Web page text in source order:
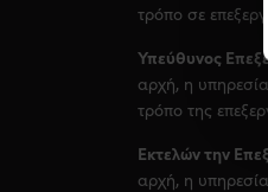
τρόπο σε
Υπεύθυνος
αρχή, η
τρόπο της
Εκτελών την
αρχή, η